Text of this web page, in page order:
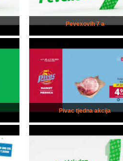
Pevexovih 7 a
Pivac tjedna akcija